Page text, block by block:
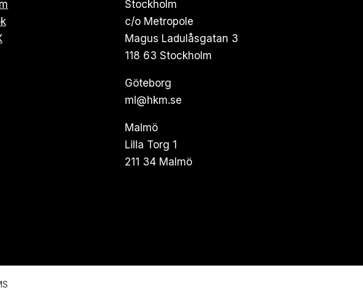
Stockholm
c/o Metropole
Magus Ladulåsgatan 3
118 63 Stockholm
Göteborg
ml@hkm.se
Malmö
Lilla Torg 1
211 34 Malmö